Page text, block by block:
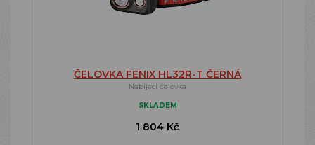
ČELOVKA FENIX HL32R-T ČERNÁ
Nabíjecí čelovka
SKLADEM
1 804 Kč